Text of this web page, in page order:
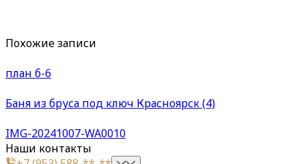
Похожие записи
план б-6
Баня из бруса под ключ Красноярск (4)
IMG-20241007-WA0010
Наши контакты